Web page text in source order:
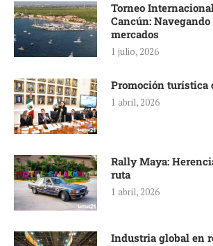
Torneo
Cancún:
mercados
1 julio, 2026
Promoción turística
1 abril, 2026
Rally Maya:
ruta
1 abril, 2026
Industria global en